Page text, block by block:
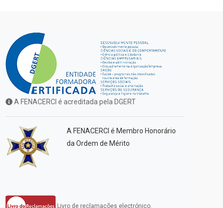
A FENACERCI é acreditada pela DGERT
A FENACERCI é Membro Honorário
da Ordem de Mérito
Livro de reclamações electrónico.